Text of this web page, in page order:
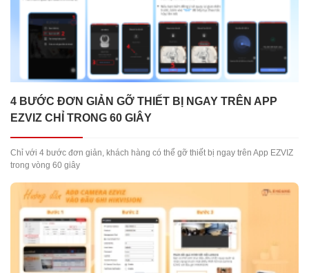
4 BƯỚC ĐƠN GIẢN GỠ THIẾT BỊ NGAY TRÊN APP
EZVIZ CHỈ TRONG 60 GIÂY
trong vòng 60 giây